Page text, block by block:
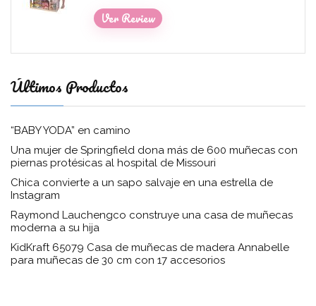
Ver Review
Últimos Productos
“BABY YODA” en camino
Una mujer de Springfield dona más de 600 muñecas con
piernas protésicas al hospital de Missouri
Chica convierte a un sapo salvaje en una estrella de
Instagram
Raymond Lauchengco construye una casa de muñecas
moderna a su hija
KidKraft 65079 Casa de muñecas de madera Annabelle
para muñecas de 30 cm con 17 accesorios